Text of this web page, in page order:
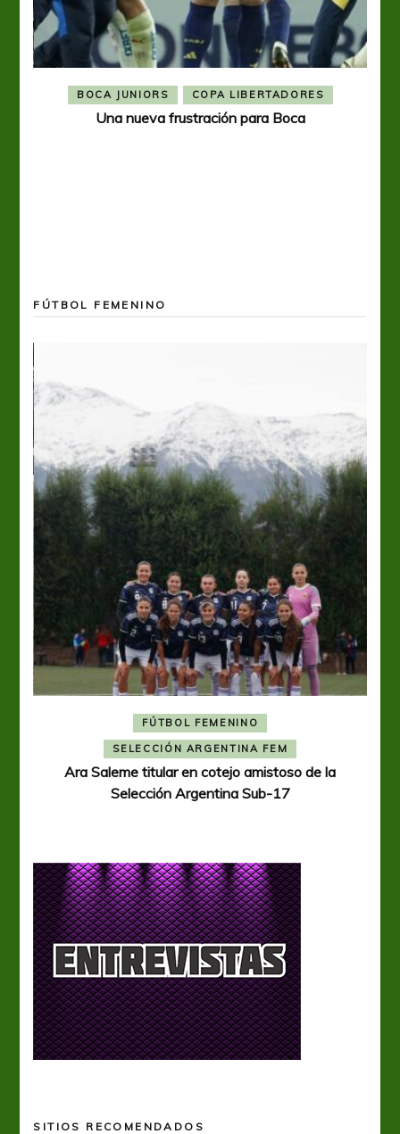
BOCA JUNIORS COPA LIBERTADORES
Una nueva frustración para Boca
FÚTBOL FEMENINO
FÚTBOL FEMENINO
SELECCIÓN ARGENTINA FEM
Ara Saleme titular en cotejo amistoso de la
Selección Argentina Sub-17
SITIOS RECOMENDADOS